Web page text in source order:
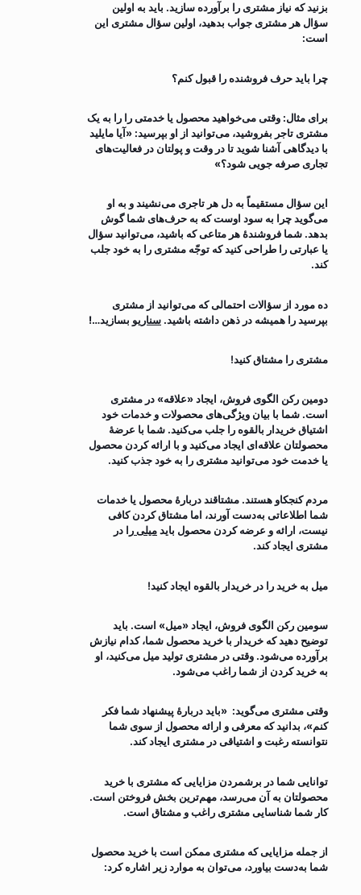
بزنید که نیاز مشتری را برآورده سازید. باید به اولین
سؤال هر مشتری جواب بدهید، اولین سؤال مشتری این
است:
چرا باید حرف فروشنده را قبول کنم؟
برای مثال: وقتی می‌خواهید محصول یا خدمتی را را به یک
مشتری تاجر بفروشید، می‌توانید از او بپرسید: «آیا مایلید
با دیدگاهی آشنا شوید تا در وقت و پولتان در فعالیت‌های
تجاری صرفه جویی شود؟»
این سؤال مستقیماً به دل هر تاجری می‌نشیند و به او
می‌گوید چرا به سود اوست که به حرف‌های شما گوش
بدهد. شما فروشندۀ هر متاعی که باشید، می‌توانید سؤال
یا عبارتی را طراحی کنید که توجّه مشتری را به خود جلب
کند.
ده مورد از سؤالات احتمالی که می‌توانید از مشتری
بپرسید را همیشه در ذهن داشته باشید. سناریو بسازید…!
مشتری را مشتاق کنید!
دومین رکن الگوی فروش، ایجاد «علاقه» در مشتری
است. شما با بیان ویژگی‌های محصولات و خدمات خود
اشتیاق خریدار بالقوه را جلب می‌کنید. شما با عرضۀ
محصولتان علاقه‌ای ایجاد می‌کنید و با ارائه کردن محصول
یا خدمت خود می‌توانید مشتری را به خود جذب کنید.
مردم کنجکاو هستند. مشتاقند دربارۀ محصول یا خدمات
شما اطلاعاتی به‌دست آورند، اما مشتاق کردن کافی
نیست، ارائه و عرضه کردن محصول بایدمیلیرا در
مشتری ایجاد کند.
میل به خرید را در خریدار بالقوه ایجاد کنید!
سومین رکن الگوی فروش، ایجاد «میل» است. باید
توضیح دهید که خریدار با خرید محصول شما، کدام نیازش
برآورده می‌شود. وقتی در مشتری تولید میل می‌کنید، او
به خرید کردن از شما راغب می‌شود.
وقتی مشتری می‌گوید: «باید دربارۀ پیشنهاد شما فکر
کنم»، بدانید که معرفی و ارائه محصول از سوی شما
نتوانسته رغبت و اشتیاقی در مشتری ایجاد کند.
توانایی شما در برشمردن مزایایی که مشتری با خرید
محصولتان به آن می‌رسد، مهم‌ترین بخش فروختن است.
کار شما شناسایی مشتری راغب و مشتاق است.
از جمله مزایایی که مشتری ممکن است با خرید محصول
شما به‌دست بیاورد، می‌توان به موارد زیر اشاره کرد: